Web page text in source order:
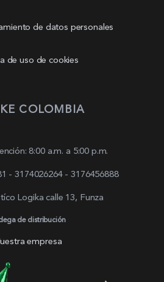
de datos personales
de uso de cookies
COLOMBIA
8:00 a.m. a 5:00 p.m.
- 3174026264 - 3176456888
Logika calle 13, Funza
de distribución
empresa